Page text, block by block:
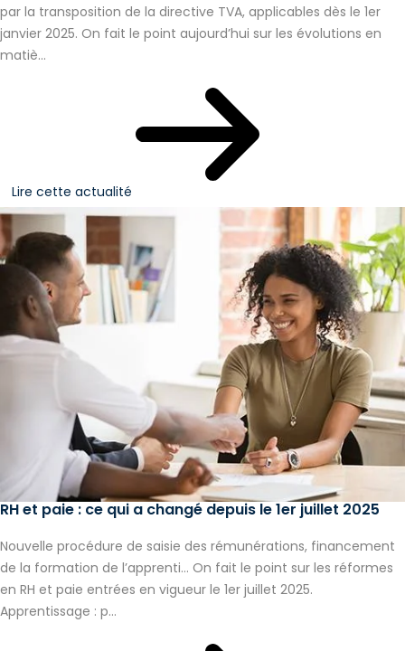
par la transposition de la directive TVA, applicables dès le 1er
janvier 2025. On fait le point aujourd’hui sur les évolutions en
matiè...
Lire cette actualité
RH et paie : ce qui a changé depuis le 1er juillet 2025
Nouvelle procédure de saisie des rémunérations, financement
de la formation de l’apprenti… On fait le point sur les réformes
en RH et paie entrées en vigueur le 1er juillet 2025.
Apprentissage : p...